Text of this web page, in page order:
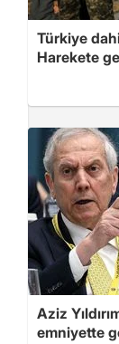
Türkiye
Harekete
Aziz
emniyette